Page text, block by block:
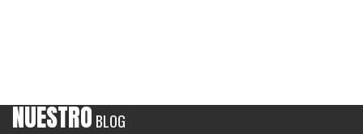
NUESTROBLOG